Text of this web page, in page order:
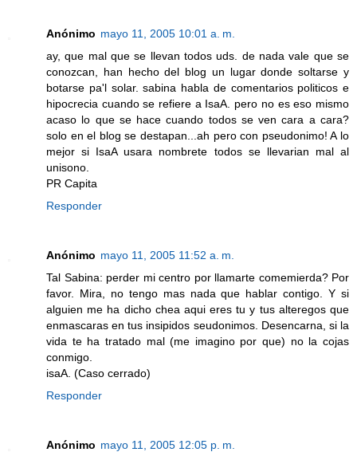
Anónimo mayo 11, 2005 10:01 a. m.
ay, que mal que se llevan todos uds. de nada vale que se
conozcan, han hecho del blog un lugar donde soltarse y
botarse pa'l solar. sabina habla de comentarios politicos e
hipocrecia cuando se refiere a IsaA. pero no es eso mismo
acaso lo que se hace cuando todos se ven cara a cara?
solo en el blog se destapan...ah pero con pseudonimo! A lo
mejor si IsaA usara nombrete todos se llevarian mal al
unisono.
PR Capita
Responder
Anónimo mayo 11, 2005 11:52 a. m.
Tal Sabina: perder mi centro por llamarte comemierda? Por
favor. Mira, no tengo mas nada que hablar contigo. Y si
alguien me ha dicho chea aqui eres tu y tus alteregos que
enmascaras en tus insipidos seudonimos. Desencarna, si la
vida te ha tratado mal (me imagino por que) no la cojas
conmigo.
isaA. (Caso cerrado)
Responder
Anónimo mayo 11, 2005 12:05 p. m.